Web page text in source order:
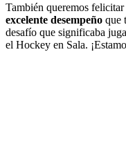
También queremos
excelente desempeño que
desafío que significaba
el Hockey en Sala.